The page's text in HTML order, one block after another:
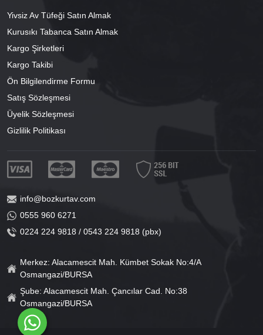
Yivsiz Av Tüfeği Satın Almak
Kurusıkı Tabanca Satın Almak
Kargo Şirketleri
Kargo Takibi
Ön Bilgilendirme Formu
Satış Sözleşmesi
Üyelik Sözleşmesi
Gizlilik Politikası
info@bozkurtav.com
0555 960 6271
0224 224 9818 / 0543 224 9818 (pbx)
Merkez: Alacamescit Mah. Kümbet Sokak No:4/A
Osmangazi/BURSA
Şube: Alacamescit Mah. Çancılar Cad. No:38
Osmangazi/BURSA